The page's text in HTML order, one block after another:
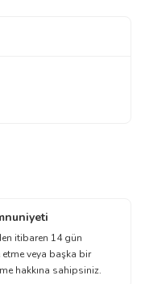
itibaren 14 gün
veya başka bir
hakkına sahipsiniz.